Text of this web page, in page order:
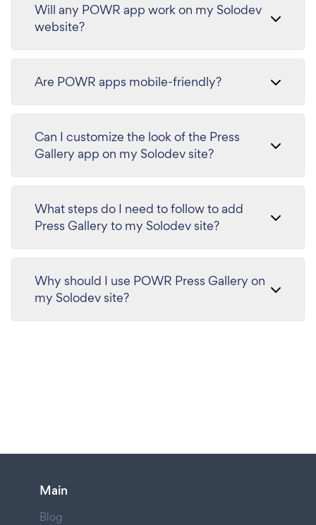
Will any POWR app work on my Solodev
website?
Are POWR apps mobile-friendly?
Can I customize the look of the Press
Gallery app on my Solodev site?
What steps do I need to follow to add
Press Gallery to my Solodev site?
Why should I use POWR Press Gallery on
my Solodev site?
Main
Blog